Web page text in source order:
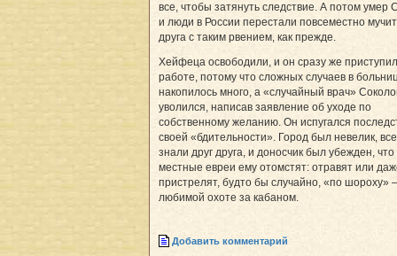
все, чтобы затянуть следствие. А потом умер
и люди в России перестали повсеместно
друга с таким рвением, как прежде.
Хейфеца освободили, и он сразу же
работе, потому что сложных случаев в
накопилось много, а «случайный врач»
уволился, написав заявление об уходе по
собственному желанию. Он испугался
своей «бдительности». Город был невелик,
знали друг друга, и доносчик был убежден, что
местные евреи ему отомстят: отравят или
пристрелят, будто бы случайно, «по шороху»
любимой охоте за кабаном.
Добавить комментарий